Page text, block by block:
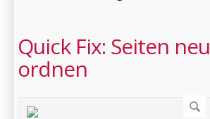
Quick Fix: Seiten neu
ordnen